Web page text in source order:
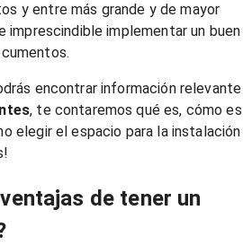
y entre más grande y de mayor
imprescindible implementar un buen
encontrar información relevante
, te contaremos qué es, cómo es
elegir el espacio para la instalación
de tener un